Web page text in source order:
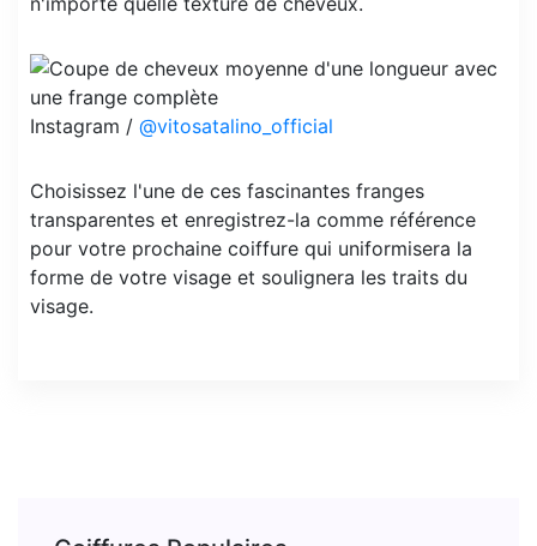
Instagram / @vitosatalino_official
Choisissez l'une de ces fascinantes franges
transparentes et enregistrez-la comme référence
pour votre prochaine coiffure qui uniformisera la
forme de votre visage et soulignera les traits du
visage.